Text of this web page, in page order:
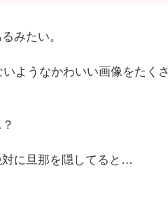
みたい。
ようなかわいい画像をたく
に旦那を隠してると…